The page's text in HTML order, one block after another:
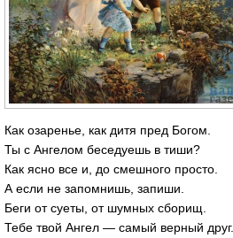
Как озаренье, как дитя пред Богом.
Ты с Ангелом беседуешь в тиши?
Как ясно все и, до смешного просто.
А если не запомнишь, запиши.
Беги от суеты, от шумных сборищ.
Тебе твой Ангел — самый верный друг.